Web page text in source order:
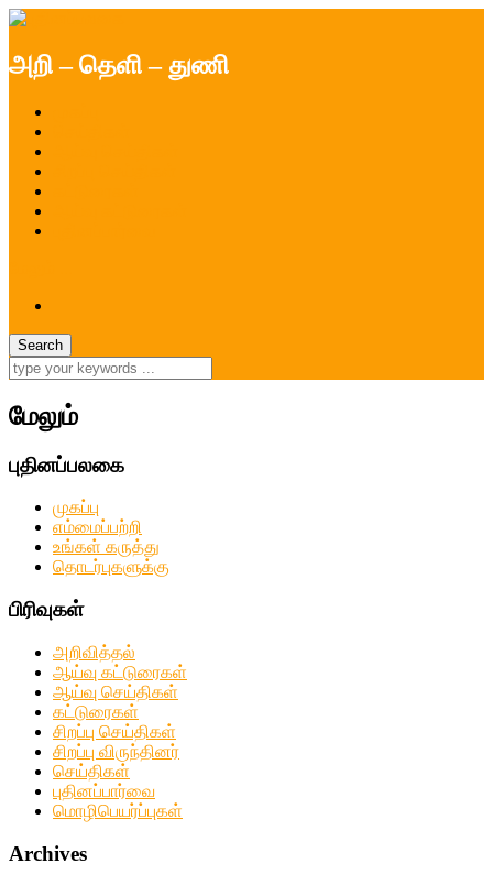
அறி – தெளி – துணி
மேலும்
புதினப்பலகை
முகப்பு
எம்மைப்பற்றி
உங்கள் கருத்து
தொடர்புகளுக்கு
பிரிவுகள்
அறிவித்தல்
ஆய்வு கட்டுரைகள்
ஆய்வு செய்திகள்
கட்டுரைகள்
சிறப்பு செய்திகள்
சிறப்பு விருந்தினர்
செய்திகள்
புதினப்பார்வை
மொழிபெயர்ப்புகள்
Archives